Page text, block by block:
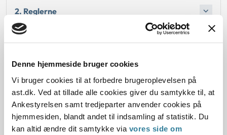
Denne hjemmeside bruger cookies
Vi bruger cookies til at forbedre brugeroplevelsen på
ast.dk. Ved at tillade alle cookies giver du samtykke til, at
Ankestyrelsen samt tredjeparter anvender cookies på
hjemmesiden, blandt andet til indsamling af statistik. Du
kan altid ændre dit samtykke via vores side om
2. Reglerne
4. De konkrete afgørelser
Begrundelsen for afgørelsen
Begrundelsen for afgørelsen